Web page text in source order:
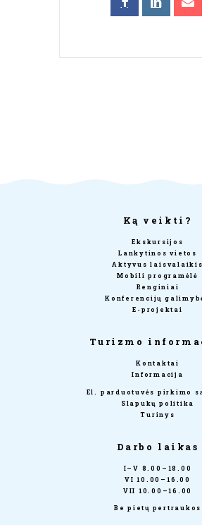
Ką veikti?
Ekskursijos
Lankytinos vietos
Aktyvus laisvalaikis
Mobili programėlė
Renginiai
Konferencijų
E-projektai
Turizmo
Kontaktai
Informacija
El. parduotuvės pirkimo
Slapukų politika
Turinys
Darbo laikas
I–V 8.00–18.00
VI 10.00–16.00
VII 10.00–16.00
Be pietų pertraukos